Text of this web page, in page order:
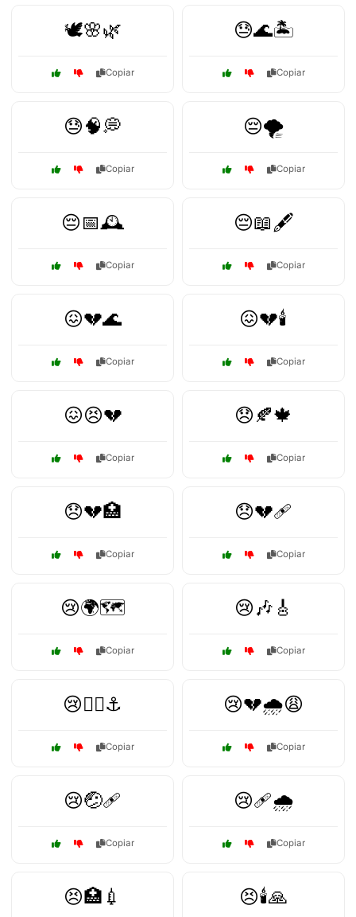
🕊️🌸🌿
Copiar
😓🌊🏝️
Copiar
😓🧠💭
Copiar
😔🌪️
Copiar
😔📅🕰️
Copiar
😔📖🖋️
Copiar
😖💔🌊
Copiar
😖💔🕯️
Copiar
😖😣💔
Copiar
😞🍂🍁
Copiar
😞💔🏥
Copiar
😞💔🩹
Copiar
😢🌍🗺️
Copiar
😢🎶🎸
Copiar
😢🏴‍☠️⚓
Copiar
😢💔🌧️😩
Copiar
😢🤕🩹
Copiar
😢🩹🌧️
Copiar
😣🏥💉 😣🕯️🙏